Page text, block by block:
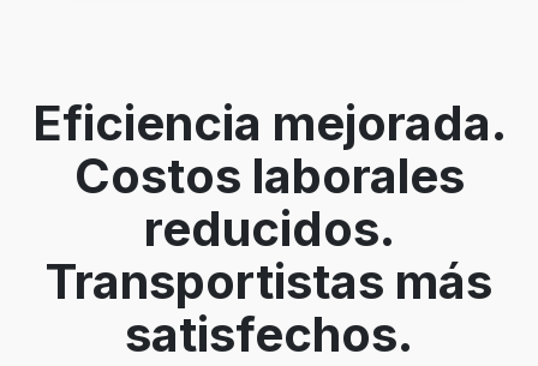
Eficiencia mejorada.
Costos laborales
reducidos.
Transportistas más
satisfechos.